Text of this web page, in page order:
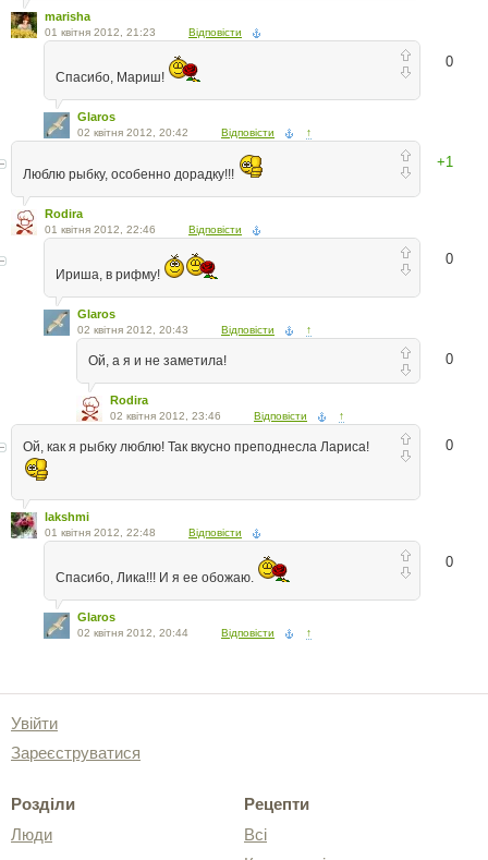
marisha
01 квітня 2012, 21:23 Відповісти
0
Спасибо, Мариш!
Glaros
02 квітня 2012, 20:42 Відповісти ↑
+1
Люблю рыбку, особенно дорадку!!!
Rodira
01 квітня 2012, 22:46 Відповісти
0
Ириша, в рифму!
Glaros
02 квітня 2012, 20:43 Відповісти ↑
0
Ой, а я и не заметила!
Rodira
02 квітня 2012, 23:46 Відповісти ↑
0
Ой, как я рыбку люблю! Так вкусно преподнесла Лариса!
lakshmi
01 квітня 2012, 22:48 Відповісти
0
Спасибо, Лика!!! И я ее обожаю.
Glaros
02 квітня 2012, 20:44 Відповісти ↑
Увійти
Зареєструватися
Розділи
Люди
Рецепти
Всі